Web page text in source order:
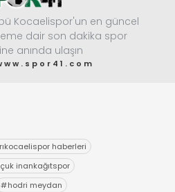
Kocaelispor'un en güncel
dair son dakika spor
anında ulaşın
haberleri
inankağıtspor
#hodri meydan